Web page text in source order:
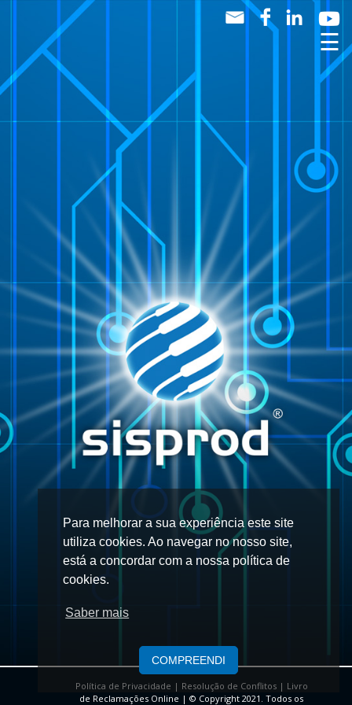
Para melhorar a sua experiência este site
utiliza cookies. Ao navegar no nosso site,
está a concordar com a nossa política de
cookies.
Saber mais
COMPREENDI
Produtos
Marcas
Notícias
Eventos
Qualidade
Galeria
Vídeos
Contactos
☰
Política de Privacidade | Resolução de Conflitos| Livro
de Reclamações Online | © Copyright 2021. Todos os